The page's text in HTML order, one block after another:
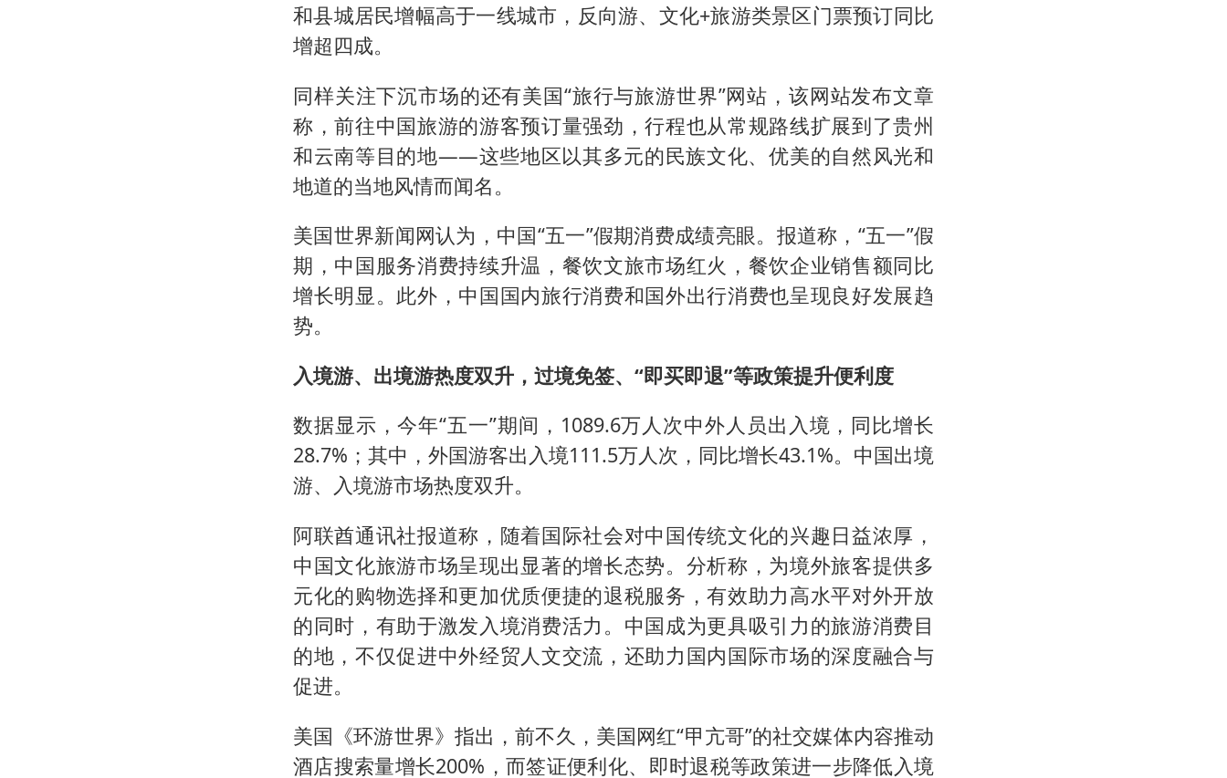
和县城居民增幅高于一线城市，反向游、文化+旅游类景区门票预订同比
增超四成。
同样关注下沉市场的还有美国“旅行与旅游世界”网站，该网站发布文章
称，前往中国旅游的游客预订量强劲，行程也从常规路线扩展到了贵州
和云南等目的地——这些地区以其多元的民族文化、优美的自然风光和
地道的当地风情而闻名。
美国世界新闻网认为，中国“五一”假期消费成绩亮眼。报道称，“五一”假
期，中国服务消费持续升温，餐饮文旅市场红火，餐饮企业销售额同比
增长明显。此外，中国国内旅行消费和国外出行消费也呈现良好发展趋
势。
入境游、出境游热度双升，过境免签、“即买即退”等政策提升便利度
数据显示，今年“五一”期间，1089.6万人次中外人员出入境，同比增长
28.7%；其中，外国游客出入境111.5万人次，同比增长43.1%。中国出境
游、入境游市场热度双升。
阿联酋通讯社报道称，随着国际社会对中国传统文化的兴趣日益浓厚，
中国文化旅游市场呈现出显著的增长态势。分析称，为境外旅客提供多
元化的购物选择和更加优质便捷的退税服务，有效助力高水平对外开放
的同时，有助于激发入境消费活力。中国成为更具吸引力的旅游消费目
的地，不仅促进中外经贸人文交流，还助力国内国际市场的深度融合与
促进。
美国《环游世界》指出，前不久，美国网红“甲亢哥”的社交媒体内容推动
酒店搜索量增长200%，而签证便利化、即时退税等政策进一步降低入境